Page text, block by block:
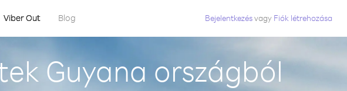
Viber Out Blog Bejelentkezésvagy Fiók létrehozása
Guyana országból